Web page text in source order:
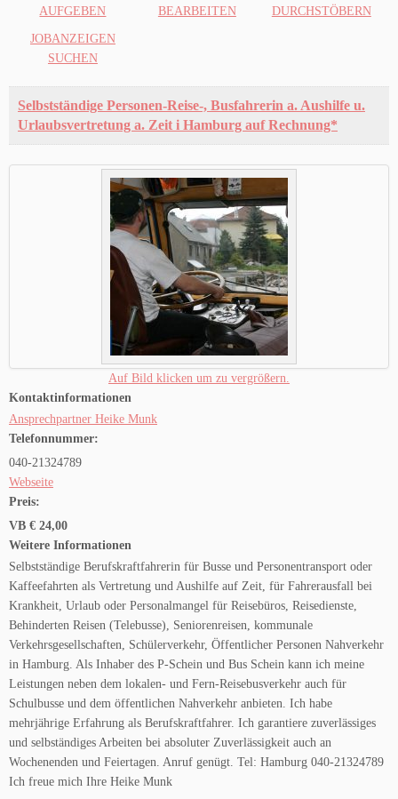
AUFGEBEN
BEARBEITEN
DURCHSTÖBERN
JOBANZEIGEN
SUCHEN
Selbstständige Personen-Reise-, Busfahrerin a. Aushilfe u.
Urlaubsvertretung a. Zeit i Hamburg auf Rechnung*
Auf Bild klicken um zu vergrößern.
Kontaktinformationen
Ansprechpartner Heike Munk
Telefonnummer:
040-21324789
Webseite
Preis:
VB € 24,00
Weitere Informationen
Selbstständige Berufskraftfahrerin für Busse und Personentransport oder
Kaffeefahrten als Vertretung und Aushilfe auf Zeit, für Fahrerausfall bei
Krankheit, Urlaub oder Personalmangel für Reisebüros, Reisedienste,
Behinderten Reisen (Telebusse), Seniorenreisen, kommunale
Verkehrsgesellschaften, Schülerverkehr, Öffentlicher Personen Nahverkehr
in Hamburg. Als Inhaber des P-Schein und Bus Schein kann ich meine
Leistungen neben dem lokalen- und Fern-Reisebusverkehr auch für
Schulbusse und dem öffentlichen Nahverkehr anbieten. Ich habe
mehrjährige Erfahrung als Berufskraftfahrer. Ich garantiere zuverlässiges
und selbständiges Arbeiten bei absoluter Zuverlässigkeit auch an
Wochenenden und Feiertagen. Anruf genügt. Tel: Hamburg 040-21324789
Ich freue mich Ihre Heike Munk